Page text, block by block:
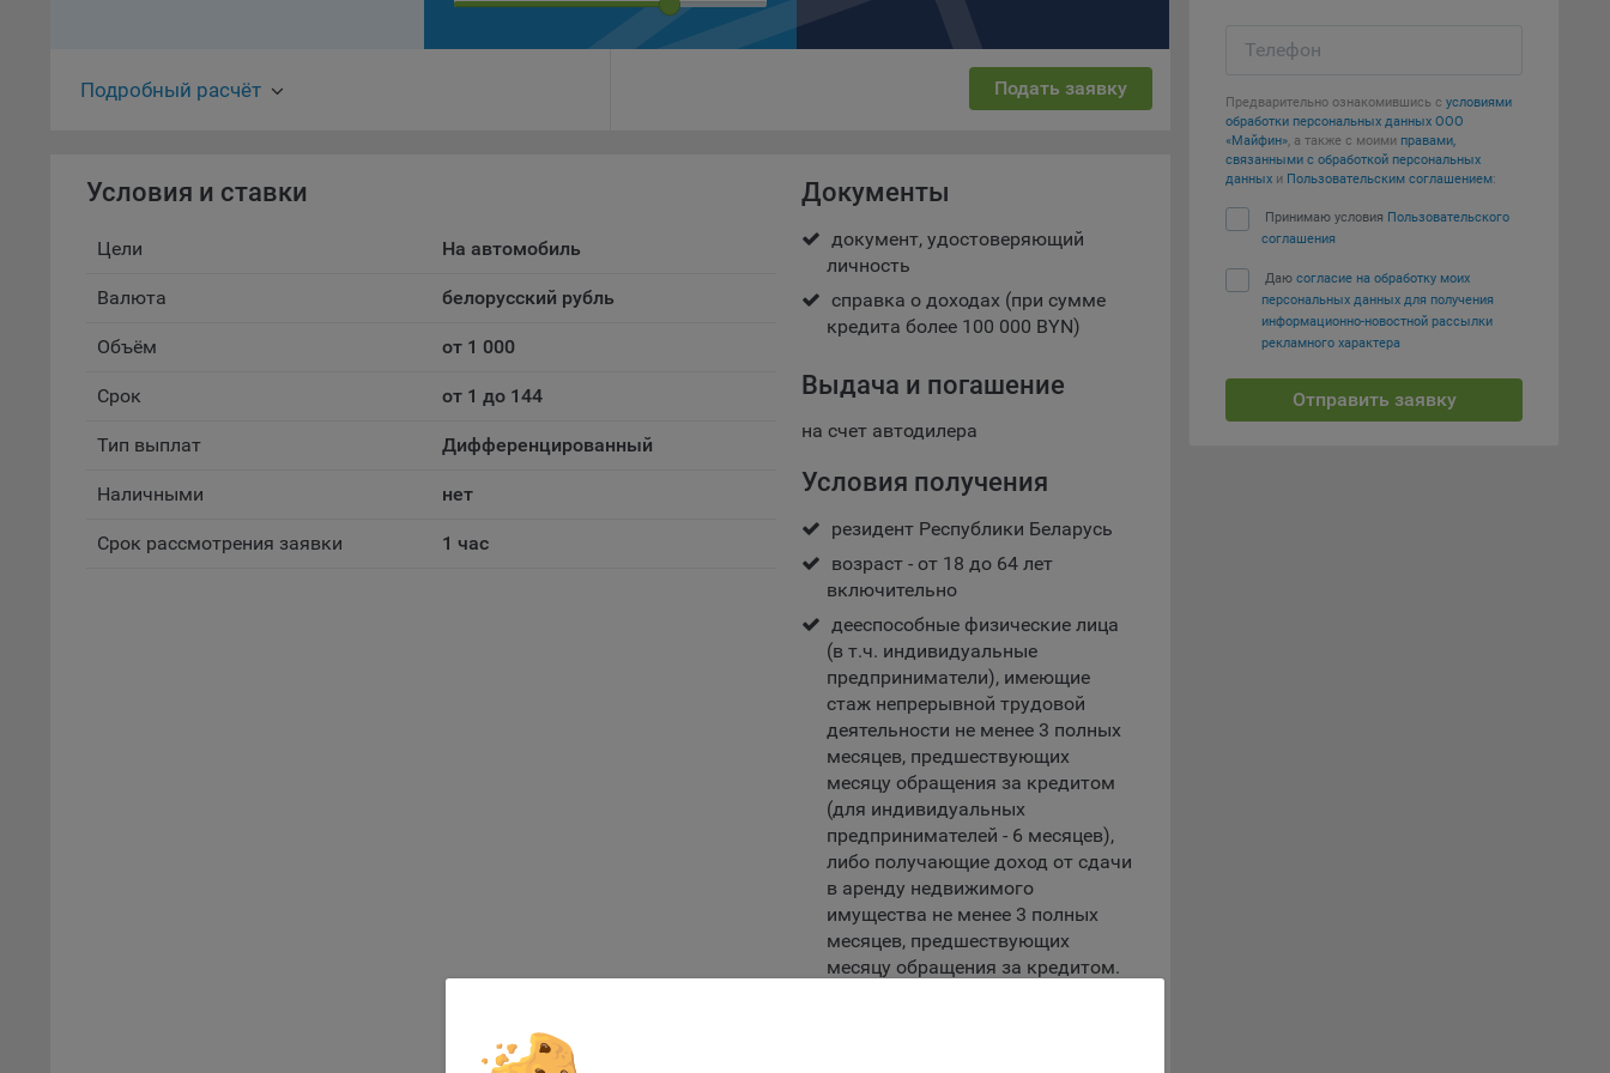
процесс такой обработки.
компьютера (мобильного устройства) пользователя сайта Общества,
указанных в пункте 3 Политики, при их посещении для отражения действий,
совершенных пользователем. Эти файлы позволяют не вводить заново или
Целями обработки файлов cookie являются:
Общество не использует файлы cookie для идентификации субъектов
На сайтах используются как файлы cookie первой стороны (устанавливаемые
сайтами, которые посещает пользователь), так и сторонние файлы cookie
(задаются сервером, расположенным вне домена наших сайтов).
Общество обрабатывает обезличенные данные пользователей сайта
статистики, которые служат для сбора информации о действиях
Общество обрабатывает обезличенные данные о пользователе в случае, если
это разрешено в настройках браузера пользователя (включено сохранение
файлов cookie и использование технологии JavaScript).
На сайтах обрабатываются следующие типы файлов cookie:
Общество может использовать файлы cookie для рекламирования услуг
пользователям сайта «bankibel.by» на сторонних веб-сайтах. Например, если
пользователь посетит указанный сайт, то в дальнейшем может встретить
рекламу Общества на некоторых сторонних веб-сайтах.
Иногда Общество использует сторонние файлы cookie для отслеживания
эффективности своих рекламных объявлений. Такие файлы cookie, например,
запоминают, с помощью каких браузеров пользователи посещают сайты
Общества. С помощью данной процедуры Общество также регулирует и
оценивает эффективность рекламной деятельности.
Сроки хранения обрабатываемых на сайтах Общества файлов cookie:
Пользователи могут принять или отклонить все обрабатываемые на сайте
файлы cookie. При этом корректная работа сайта возможна только в случае
использования необходимых файлов cookie. В случае их отключения может
потребоваться совершать повторный выбор предпочтений куки, языковой
страниц.
Помимо настроек файлов cookie на сайте субъекты персональных данных
Подробный расчёт Подать заявку
Условия и ставки
Цели На автомобиль
Валюта белорусский рубль
Объём от 1 000
Срок от 1 до 144
Тип выплат Дифференцированный
Наличными нет
Срок рассмотрения заявки 1 час
Документы
документ, удостоверяющий
личность
справка о доходах (при сумме
кредита более 100 000 BYN)
Выдача и погашение
на счет автодилера
Условия получения
резидент Республики Беларусь
возраст - от 18 до 64 лет
включительно
дееспособные физические лица
(в т.ч. индивидуальные
предприниматели), имеющие
стаж непрерывной трудовой
деятельности не менее 3 полных
месяцев, предшествующих
месяцу обращения за кредитом
(для индивидуальных
предпринимателей - 6 месяцев),
либо получающие доход от сдачи
в аренду недвижимого
имущества не менее 3 полных
месяцев, предшествующих
месяцу обращения за кредитом.
Телефон
Предварительно ознакомившись с условиями
обработки персональных данных ООО
«Майфин», а также с моими правами,
связанными с обработкой персональных
данных и Пользовательским соглашением:
Принимаю условия Пользовательского
соглашения
Даю согласие на обработку моих
персональных данных для получения
информационно-новостной рассылки
рекламного характера
Отправить заявку
Оформление заявки